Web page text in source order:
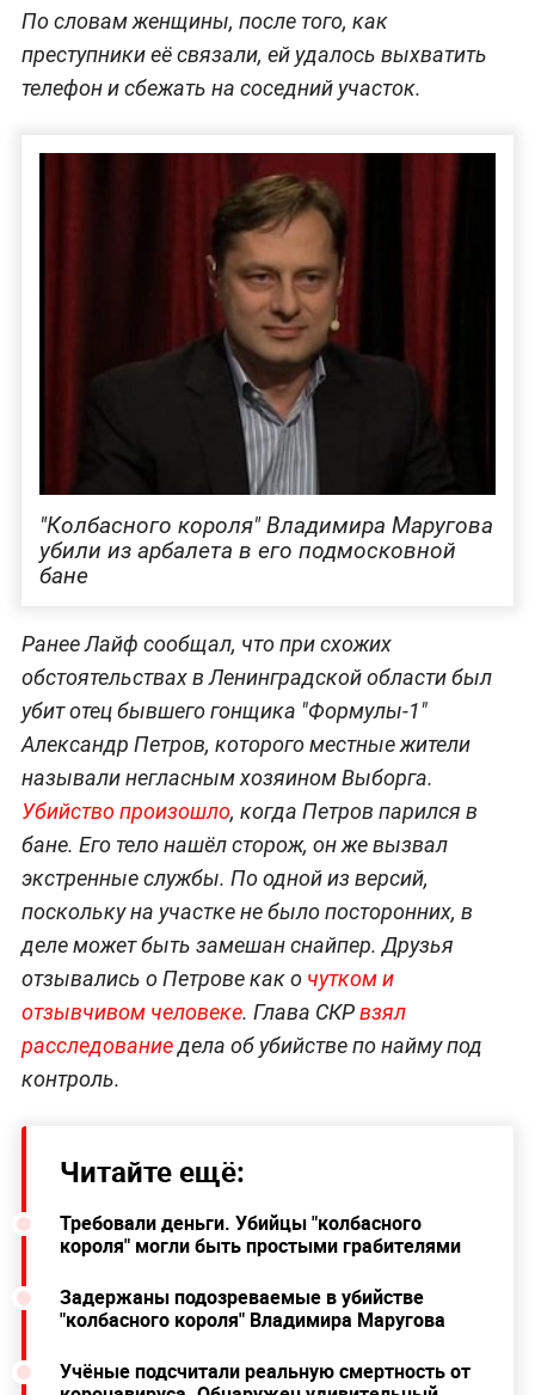
По словам женщины, после того, как
преступники её связали, ей удалось выхватить
телефон и сбежать на соседний участок.
"Колбасного короля" Владимира Маругова
убили из арбалета в его подмосковной
бане
Ранее Лайф сообщал, что при схожих
обстоятельствах в Ленинградской области был
убит отец бывшего гонщика "Формулы-1"
Александр Петров, которого местные жители
называли негласным хозяином Выборга.
Убийство произошло, когда Петров парился в
бане. Его тело нашёл сторож, он же вызвал
экстренные службы. По одной из версий,
поскольку на участке не было посторонних, в
деле может быть замешан снайпер. Друзья
отзывались о Петрове как о чутком и
отзывчивом человеке. Глава СКРвзял
расследованиедела об убийстве по найму под
контроль.
Читайте ещё:
Требовали деньги. Убийцы "колбасного
короля" могли быть простыми грабителями
Задержаны подозреваемые в убийстве
"колбасного короля" Владимира Маругова
Учёные подсчитали реальную смертность от